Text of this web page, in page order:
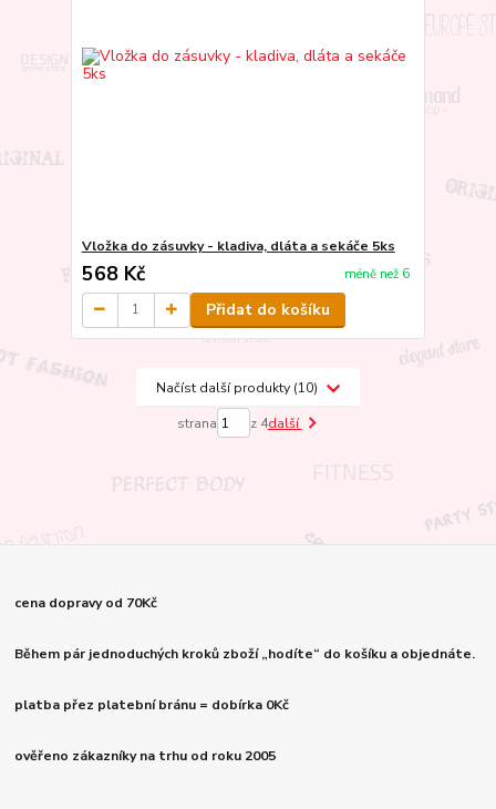
Vložka do zásuvky - kladiva, dláta a sekáče 5ks
568 Kč méně než 6
Přidat do košíku
Načíst další produkty (10)
strana z 4další
cena dopravy od 70Kč
Během pár jednoduchých kroků zboží „hodíte“ do košíku a objednáte.
platba přez platební bránu = dobírka 0Kč
ověřeno zákazníky na trhu od roku 2005